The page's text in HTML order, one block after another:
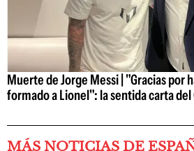
Muerte de Jorge Messi | "Gracias por
formado a Lionel": la sentida carta del
MÁS NOTICIAS DE